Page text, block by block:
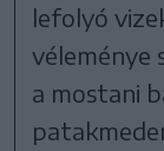
lefolyó
véleménye
a mostani